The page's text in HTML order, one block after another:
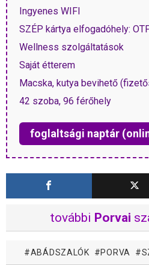
Ingyenes WIFI
SZÉP kártya elfogadóhely:
Wellness szolgáltatások
Saját étterem
Macska, kutya bevihető
42 szoba, 96 férőhely
foglaltsági naptár
további Porvai
ABÁDSZALÓK PORVA